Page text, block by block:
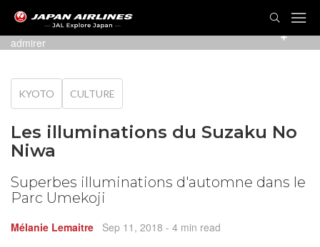
Les feuilles d'automne rescellent de superbes couleurs à
admirer
KYOTO CULTURE
Les illuminations du Suzaku No
Niwa
Superbes illuminations d'automne dans le
Parc Umekoji
Mélanie Lemaitre Sep 11, 2018 - 4 min read